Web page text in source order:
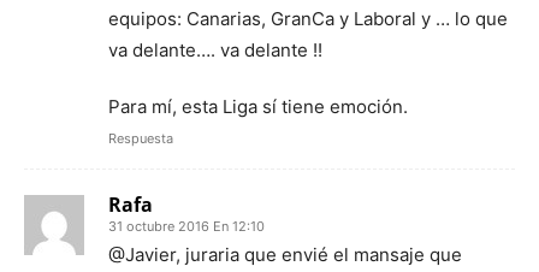
equipos: Canarias, GranCa y Laboral y … lo que
va delante…. va delante !!
Para mí, esta Liga sí tiene emoción.
Respuesta
Rafa
31 octubre 2016 En 12:10
@Javier, juraria que envié el mansaje que